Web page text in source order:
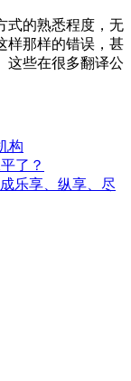
式的熟悉程度，无
样那样的错误，甚
这些在很多翻译公
构
了？
乐享、纵享、尽